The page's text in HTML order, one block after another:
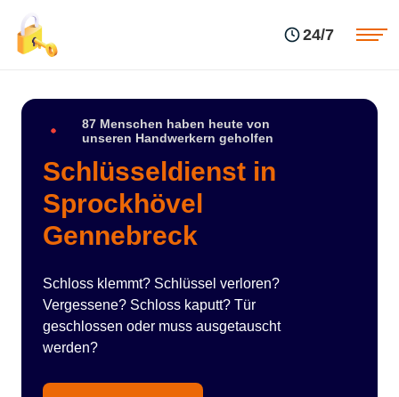
24/7
87 Menschen haben heute von
unseren Handwerkern geholfen
Schlüsseldienst in
Sprockhövel
Gennebreck
Schloss klemmt? Schlüssel verloren?
Vergessene? Schloss kaputt? Tür
geschlossen oder muss ausgetauscht
werden?